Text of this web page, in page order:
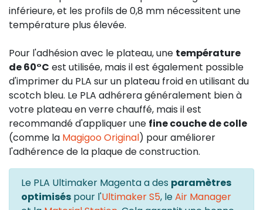
inférieure, et les profils de 0,8 mm nécessitent une
température plus élevée.
Pour l'adhésion avec le plateau, une température
de 60°C est utilisée, mais il est également possible
d'imprimer du PLA sur un plateau froid en utilisant du
scotch bleu. Le PLA adhérera généralement bien à
votre plateau en verre chauffé, mais il est
recommandé d'appliquer une fine couche de colle
(comme la Magigoo Original) pour améliorer
l'adhérence de la plaque de construction.
Le PLA Ultimaker Magenta a des paramètres
optimisés pour l'Ultimaker S5, leAir Manager